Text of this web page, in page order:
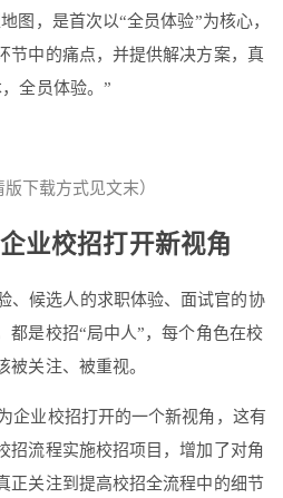
图，是首次以“全员体验”为核心，
节中的痛点，并提供解决方案，真
全员体验。”
版下载方式见文末）
业校招打开新视角
、候选人的求职体验、面试官的协
都是校招“局中人”，每个角色在校
被关注、被重视。
企业校招打开的一个新视角，这有
招流程实施校招项目，增加了对角
正关注到提高校招全流程中的细节